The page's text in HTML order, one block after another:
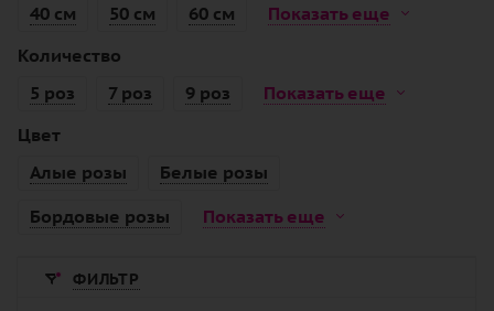
40 см
50 см 60 см
Показать еще
Количество
5 роз
7 роз 9 роз
Показать еще
Цвет
Алые розы
Белые розы
Бордовые розы
Показать еще
ФИЛЬТР